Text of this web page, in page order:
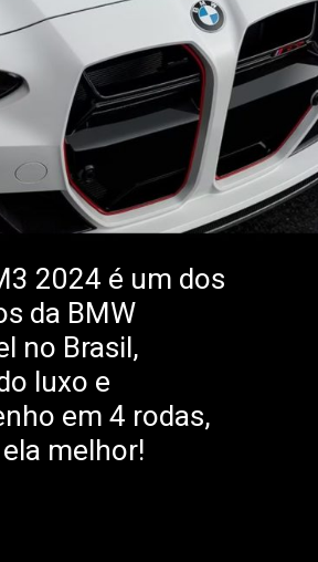
2024 é um dos
da BMW
no Brasil,
luxo e
em 4 rodas,
melhor!